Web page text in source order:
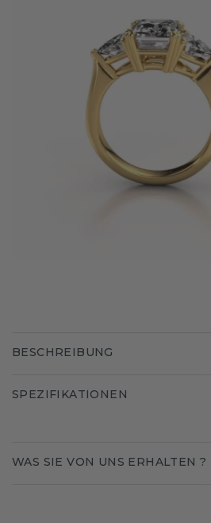
BESCHREIBUNG
SPEZIFIKATIONEN
WAS SIE VON UNS ERHALTEN ?